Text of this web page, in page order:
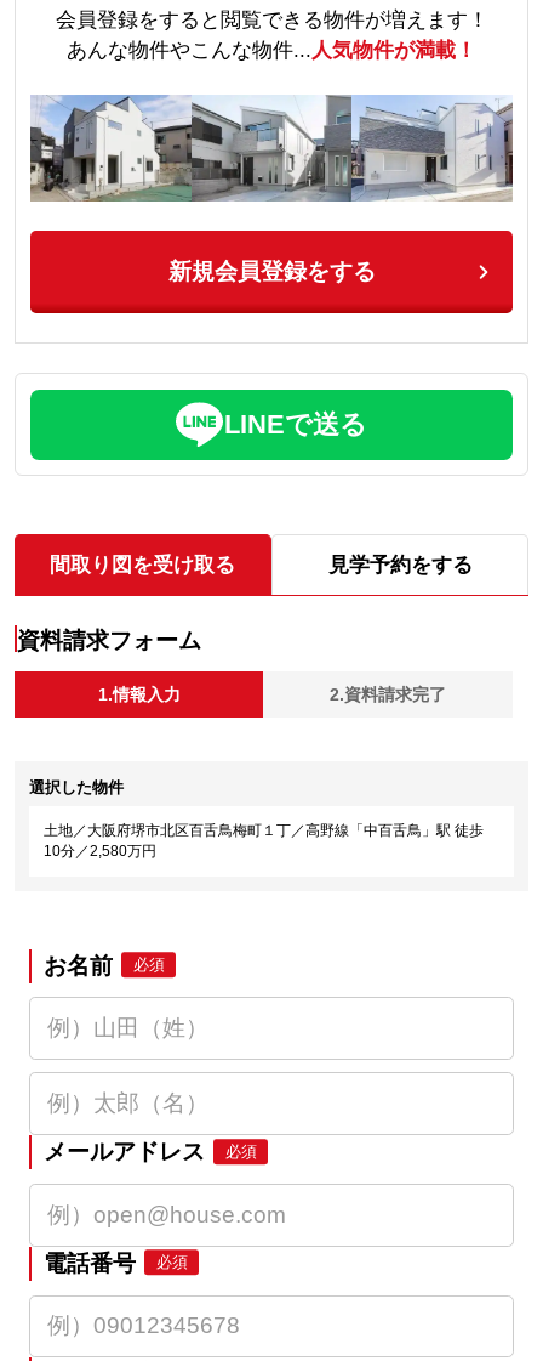
会員登録をすると閲覧できる物件が増えます！
あんな物件やこんな物件...人気物件が満載！
新規会員登録をする
LINEで送る
間取り図を受け取る 見学予約をする
資料請求フォーム
1.情報入力 2.資料請求完了
選択した物件
土地／大阪府堺市北区百舌鳥梅町１丁／高野線「中百舌鳥」駅 徒歩
10分／2,580万円
お名前 必須
メールアドレス 必須
電話番号 必須